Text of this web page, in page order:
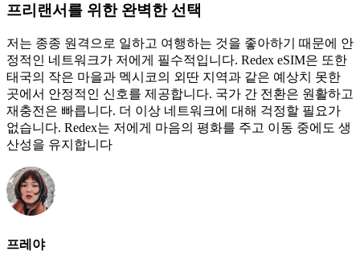
프리랜서를 위한 완벽한 선택
저는 종종 원격으로 일하고 여행하는 것을 좋아하기 때문에 안
정적인 네트워크가 저에게 필수적입니다. Redex eSIM은 또한
태국의 작은 마을과 멕시코의 외딴 지역과 같은 예상치 못한
곳에서 안정적인 신호를 제공합니다. 국가 간 전환은 원활하고
재충전은 빠릅니다. 더 이상 네트워크에 대해 걱정할 필요가
없습니다. Redex는 저에게 마음의 평화를 주고 이동 중에도 생
산성을 유지합니다
프레야